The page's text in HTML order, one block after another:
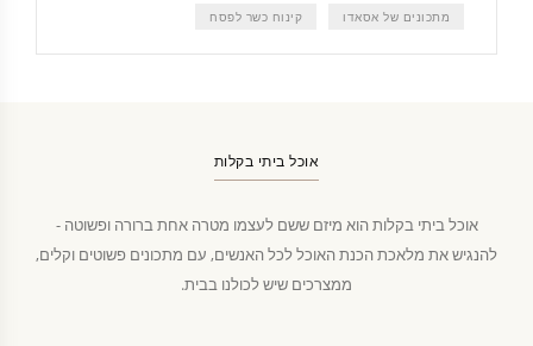
מתכונים של אסאדו קינוח כשר לפסח
אוכל ביתי בקלות
אוכל ביתי בקלות הוא מיזם ששם לעצמו מטרה אחת ברורה ופשוטה -
להנגיש את מלאכת הכנת האוכל לכל האנשים, עם מתכונים פשוטים וקלים,
ממצרכים שיש לכולנו בבית.